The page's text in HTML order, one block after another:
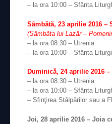
– la ora 10:00 – Sfânta
Sâmbătă, 23 aprilie 2016
(Sâmbăta lui Lazăr –
– la ora 08:30 – Utrenia
– la ora 10:00 – Sfânta
Duminică, 24 aprilie 2016
– la ora 08:30 – Utrenia
– la ora 10:00 – Sfânta
– Sfinţirea Stâlpărilor sau a
Joi, 28 aprilie 2016 – Joia